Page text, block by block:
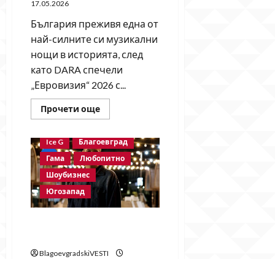
17.05.2026
България преживя една от
най-силните си музикални
нощи в историята, след
като DARA спечели
„Евровизия“ 2026 с...
Прочети ощеRead
more
е
на
върха
на
„Евровизия“:
DARA
спечели
юбилейното
издание
Ice G
Благоевград
Гама
Любопитно
Шоубизнес
Югозапад
BlagoevgradskiVESTI